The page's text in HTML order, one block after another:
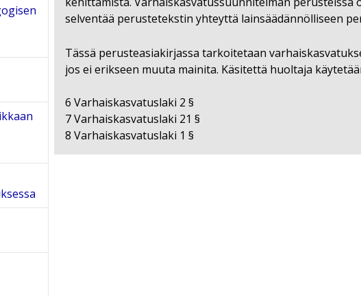
selventää perustetekstin yhteyttä lainsäädännölliseen
Tässä perusteasiakirjassa tarkoitetaan
jos ei erikseen muuta mainita. Käsitettä huoltaja
6 Varhaiskasvatuslaki 2 §
7 Varhaiskasvatuslaki 21 §
8 Varhaiskasvatuslaki 1 §